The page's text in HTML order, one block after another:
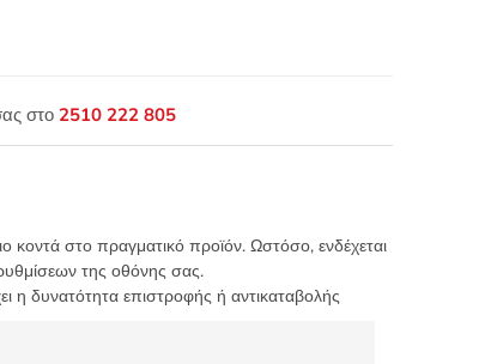
στο 2510 222 805
κοντά στο πραγματικό προϊόν. Ωστόσο, ενδέχεται
της οθόνης σας.
η δυνατότητα επιστροφής ή αντικαταβολής